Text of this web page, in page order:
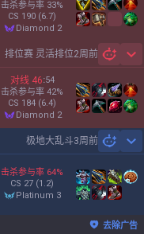
击杀参与率 33%
CS 190 (6.7)
diamond 2
排位赛 灵活排位2周前
对线 46:54
击杀参与率 42%
CS 184 (6.4)
diamond 2
极地大乱斗3周前
击杀参与率 64%
CS 27 (1.2)
platinum 3
去除广告